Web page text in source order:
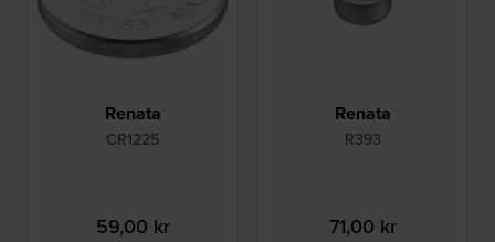
Renata
CR1225
59,00 kr
Renata
R393
71,00 kr